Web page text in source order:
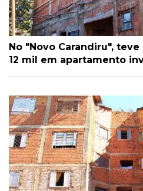
No "Novo Carandiru",
12 mil em apartamento